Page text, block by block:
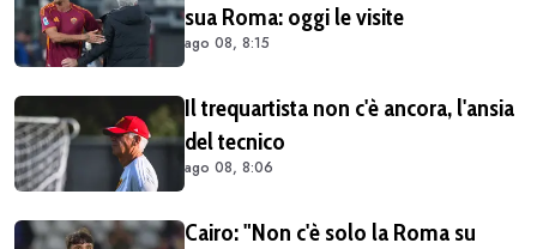
sua Roma: oggi le visite
ago 08, 8:15
Il trequartista non c'è ancora, l'ansia
del tecnico
ago 08, 8:06
Cairo: "Non c'è solo la Roma su